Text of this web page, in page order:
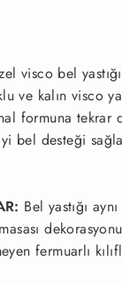
visco bel
ve kalın visco
formuna
bel desteği
Bel yastığı
fermuarlı